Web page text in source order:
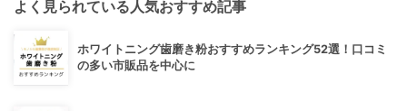
よく見られている人気おすすめ記事
ホワイトニング歯磨き粉おすすめランキング52選！口コミ
の多い市販品を中心に